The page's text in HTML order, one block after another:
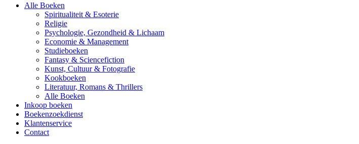
Alle Boeken
Spiritualiteit & Esoterie
Religie
Psychologie, Gezondheid & Lichaam
Economie & Management
Studieboeken
Fantasy & Sciencefiction
Kunst, Cultuur & Fotografie
Kookboeken
Literatuur, Romans & Thrillers
Alle Boeken
Inkoop boeken
Boekenzoekdienst
Klantenservice
Contact